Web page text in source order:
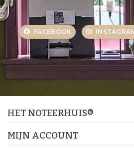
FACEBOOK
HET NOTEERHUIS®
MIJN ACCOUNT